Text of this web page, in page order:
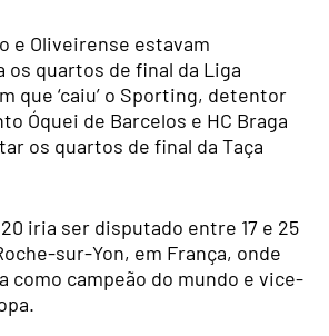
e Oliveirense estavam
os quartos de final da Liga
que ‘caiu’ o Sporting, detentor
Óquei de Barcelos e HC Braga
os quartos de final da Taça
iria ser disputado entre 17 e 25
sur-Yon, em França, onde
como campeão do mundo e vice-